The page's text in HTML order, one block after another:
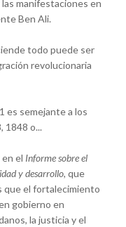
las manifestaciones en
Ben Ali.
todo puede ser
revolucionaria
es semejante a los
1848 o...
el Informe sobre el
y desarrollo, que
que el fortalecimiento
gobierno en
la justicia y el